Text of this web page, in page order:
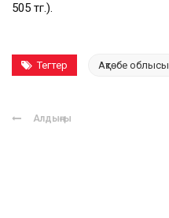
505 тг.).
Тегтер Ақтөбе облысы
Алдыңғы